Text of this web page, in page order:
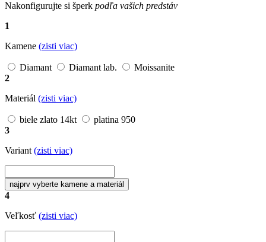
Nakonfigurujte si šperk podľa vašich predstáv
1
Kamene (zisti viac)
Diamant Diamant lab.
Moissanite
2
Materiál (zisti viac)
biele zlato 14kt
platina 950
3
Variant(zisti viac)
najprv vyberte kamene a materiál
4
Veľkosť (zisti viac)